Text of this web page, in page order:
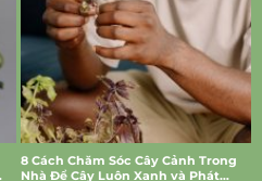
8 Cách Chăm Sóc Cây Cảnh Trong
Nhà Để Cây Luôn Xanh và Phát